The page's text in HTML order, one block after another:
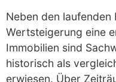
Neben den laufenden
Wertsteigerung eine
Immobilien sind
historisch als
erwiesen. Über